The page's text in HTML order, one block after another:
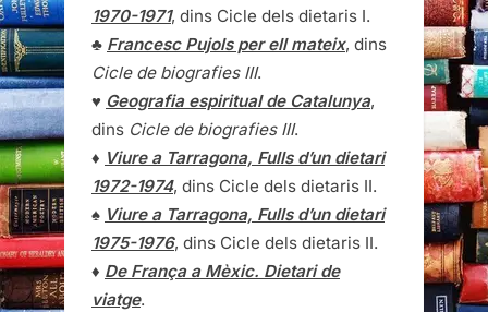
1970-1971, dins Cicle dels dietaris I.
♣ Francesc Pujols per ell mateix, dins
Cicle de biografies III.
♥ Geografia espiritual de Catalunya,
dins Cicle de biografies III.
♦ Viure a Tarragona, Fulls d’un dietari
1972-1974, dins Cicle dels dietaris II.
♠ Viure a Tarragona, Fulls d’un dietari
1975-1976, dins Cicle dels dietaris II.
♦ De França a Mèxic. Dietari de
viatge.